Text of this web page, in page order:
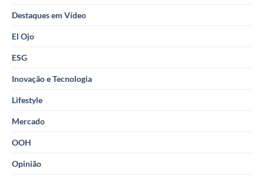
Destaques em Vídeo
El Ojo
ESG
Inovação e Tecnologia
Lifestyle
Mercado
OOH
Opinião